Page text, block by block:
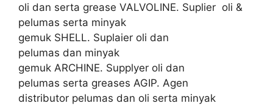
oli dan serta grease VALVOLINE. Suplier oli &
pelumas serta minyak
gemuk SHELL. Suplaier oli dan
pelumas dan minyak
gemuk ARCHINE. Supplyer oli dan
pelumas serta greases AGIP. Agen
distributor pelumas dan oli serta minyak